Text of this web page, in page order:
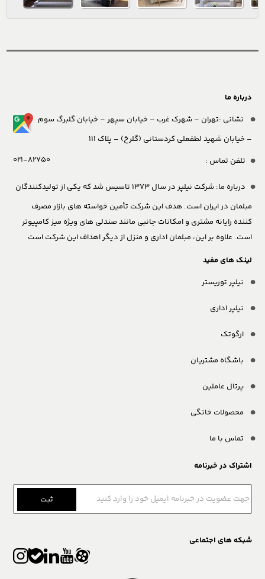
درباره ما
نشانی :تهران – شهرک غرب – خیابان سپهر – خیابان گلبرگ سوم
– خیابان شهید لطفعلی کردستانی (گلرخ) – پلاک 111
تلفن تماس :
021-82750
درباره ما:
شرکت نیلپر در سال 1373 تاسیس شد که یکی از تولیدکنندگان
مبلمان در ایران است. هدف این شرکت تأمین خواسته های بازار مصرف
کننده رایانه مشتری و امکانات جانبی مانند صندلی های ویژه میز کامپیوتر
است. علاوه بر این، مبلمان اداری و منزل از دیگر اهداف این شرکت است
لینک های مفید
نیلپر توریستر
نیلپر اداری
ارگوتک
باشگاه مشتریان
پرتال عاملین
محصولات خانگی
تماس با ما
اشتراک در خبرنامه
ثبت
شبکه های اجتماعی